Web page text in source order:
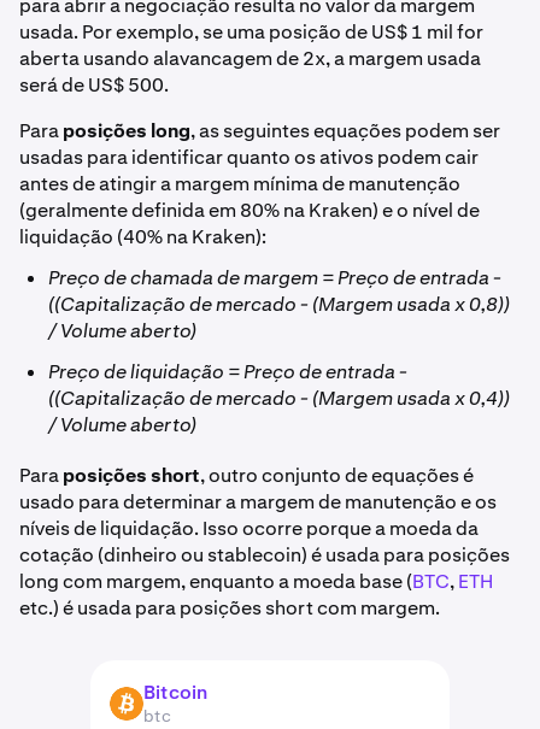
para abrir a negociação resulta no valor da margem
usada. Por exemplo, se uma posição de US$ 1 mil for
aberta usando alavancagem de 2x, a margem usada
será de US$ 500.
Paraposições long, as seguintes equações podem ser
usadas para identificar quanto os ativos podem cair
antes de atingir a margem mínima de manutenção
(geralmente definida em 80% na Kraken) e o nível de
liquidação (40% na Kraken):
Preço de chamada de margem = Preço de entrada -
((Capitalização de mercado - (Margem usada x 0,8))
/ Volume aberto)
Preço de liquidação = Preço de entrada -
((Capitalização de mercado - (Margem usada x 0,4))
/ Volume aberto)
Paraposições short, outro conjunto de equações é
usado para determinar a margem de manutenção e os
níveis de liquidação. Isso ocorre porque a moeda da
cotação (dinheiro ou stablecoin) é usada para posições
long com margem, enquanto a moeda base (BTC,ETH
etc.) é usada para posições short com margem.
BTC Bitcoin
btc